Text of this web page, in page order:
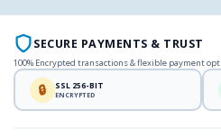
SECURE PAYMENTS & TRUST
100% Encrypted transactions & flexible payment
🔒 SSL 256-BIT
ENCRYPTED